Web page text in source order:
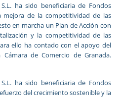
S.L. ha sido beneficiaria de Fondos
mejora de la competitividad de las
en marcha un Plan de Acción con
y la competitividad de las
ello ha contado con el apoyo del
de Comercio de Granada.
S.L. ha sido beneficiaria de Fondos
del crecimiento sostenible y la